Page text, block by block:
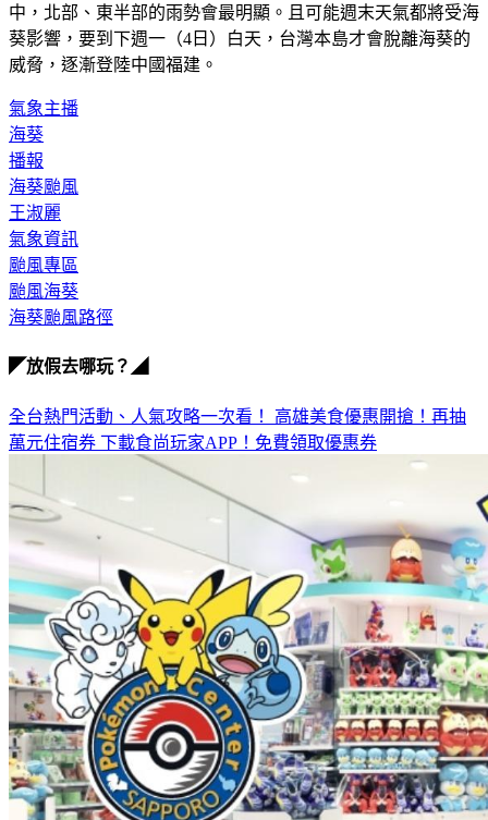
中，北部、東半部的雨勢會最明顯。且可能週末天氣都將受海
葵影響，要到下週一（4日）白天，台灣本島才會脫離海葵的
威脅，逐漸登陸中國福建。
氣象主播
海葵
播報
海葵颱風
王淑麗
氣象資訊
颱風專區
颱風海葵
海葵颱風路徑
◤放假去哪玩？◢
全台熱門活動、人氣攻略一次看！ 高雄美食優惠開搶！再抽
萬元住宿券 下載食尚玩家APP！免費領取優惠券